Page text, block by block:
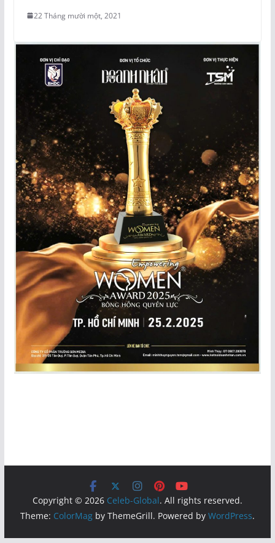
22 Tháng mười một, 2021
Copyright © 2026 Celeb-Global. All rights reserved.
Theme: ColorMagby ThemeGrill. Powered by WordPress.